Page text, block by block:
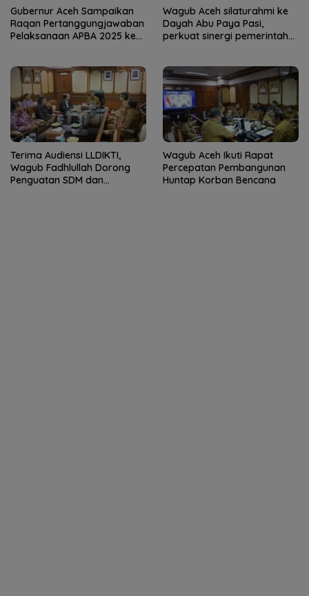
Gubernur Aceh Sampaikan
Raqan Pertanggungjawaban
Pelaksanaan APBA 2025 ke
Wagub Aceh silaturahmi ke
Dayah Abu Paya Pasi,
perkuat sinergi pemerintah
Terima Audiensi LLDIKTI,
Wagub Fadhlullah Dorong
Penguatan SDM dan
Wagub Aceh Ikuti Rapat
Percepatan Pembangunan
Huntap Korban Bencana